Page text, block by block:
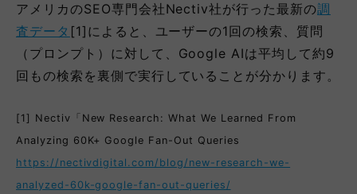
アメリカのSEO専門会社Nectiv社が行った最新の調
査データ [1]によると、ユーザーの1回の検索、質問
（プロンプト）に対して、Google AIは平均して約9
回もの検索を裏側で実行していることが分かります。
[1] Nectiv「New Research: What We Learned From
Analyzing 60K+ Google Fan-Out Queries
https://nectivdigital.com/blog/new-research-we-
analyzed-60k-google-fan-out-queries/